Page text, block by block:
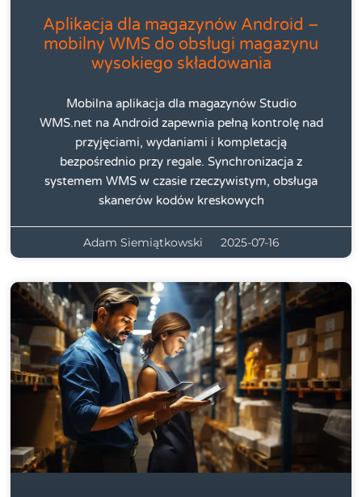
Aplikacja dla magazynów Android –
mobilny WMS do obsługi magazynu
wysokiego składowania
Mobilna aplikacja dla magazynów Studio
WMS.net na Android zapewnia pełną kontrolę nad
przyjęciami, wydaniami i kompletacją
bezpośrednio przy regale. Synchronizacja z
systemem WMS w czasie rzeczywistym, obsługa
skanerów kodów kreskowych
Adam Siemiątkowski 2025-07-16